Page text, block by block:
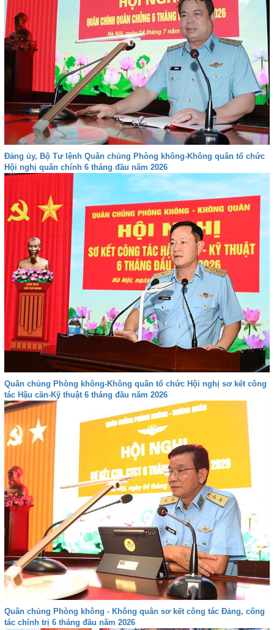
Đảng ủy, Bộ Tư lệnh Quân chủng Phòng không-Không quân tổ chức
Hội nghị quân chính 6 tháng đầu năm 2026
Quân chủng Phòng không-Không quân tổ chức Hội nghị sơ kết công
tác Hậu cần-Kỹ thuật 6 tháng đầu năm 2026
Quân chủng Phòng không - Không quân sơ kết công tác Đảng, công
tác chính trị 6 tháng đầu năm 2026